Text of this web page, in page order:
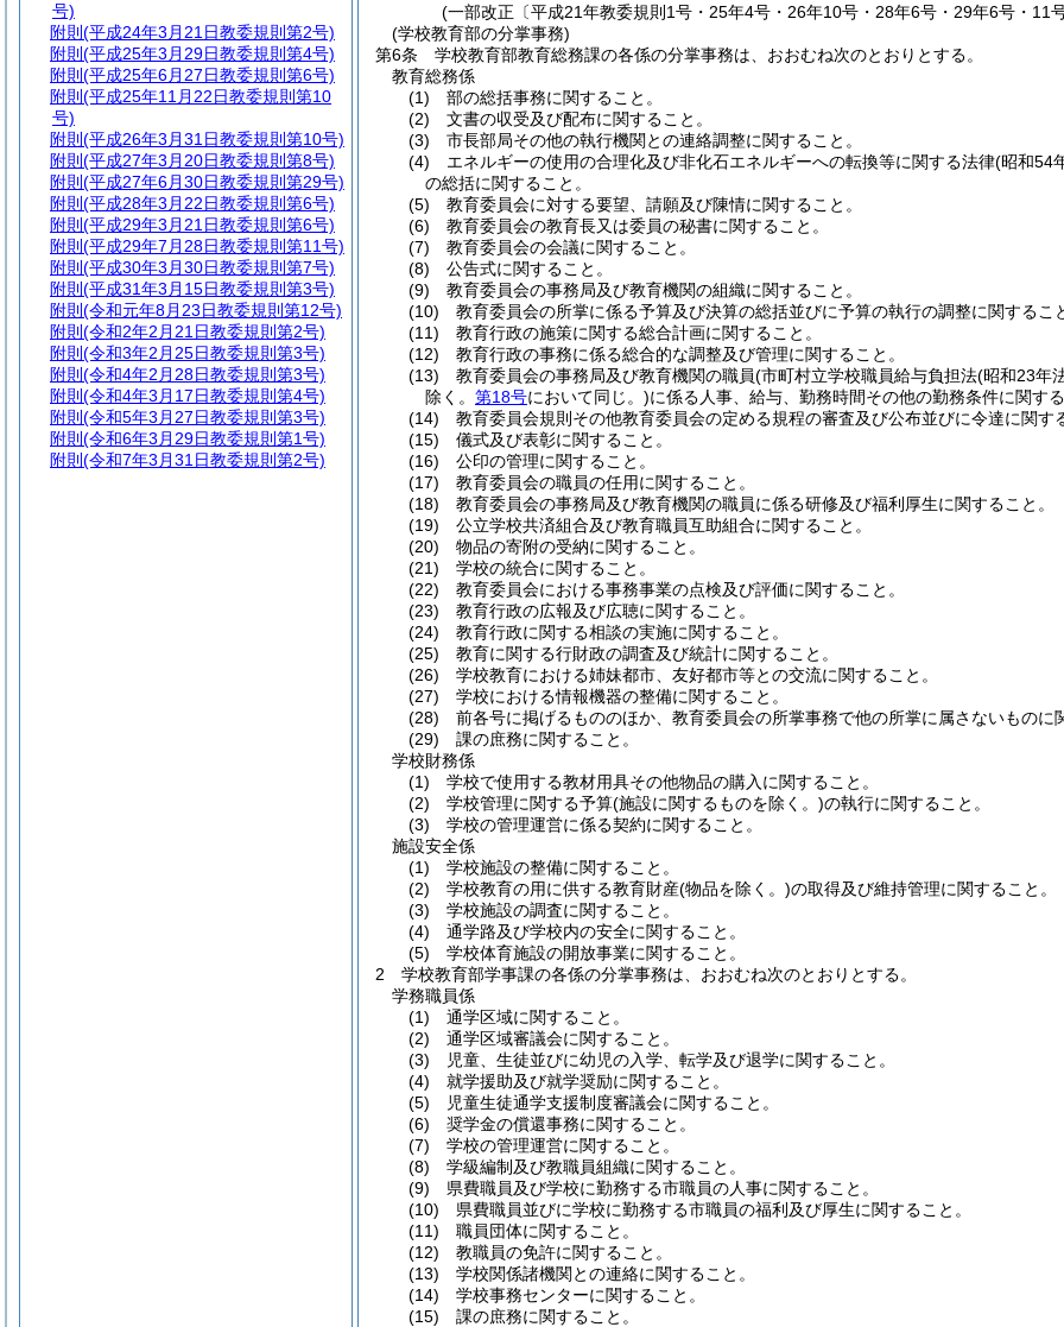
(一部改正〔平成21年教委規則1号・25年4号・26年10号・28年6号・29年6号・
(学校教育部の分掌事務)
第6条
学校教育部教育総務課の各係の分掌事務は、おおむね次のとおりとする。
教育総務係
(1) 部の総括事務に関すること。
(2) 文書の収受及び配布に関すること。
(3) 市長部局その他の執行機関との連絡調整に関すること。
(4) エネルギーの使用の合理化及び非化石エネルギーへの転換等に関する法律(昭和54
の総括に関すること。
(5) 教育委員会に対する要望、請願及び陳情に関すること。
(6) 教育委員会の教育長又は委員の秘書に関すること。
(7) 教育委員会の会議に関すること。
(8) 公告式に関すること。
(9) 教育委員会の事務局及び教育機関の組織に関すること。
(10) 教育委員会の所掌に係る予算及び決算の総括並びに予算の執行の調整に関するこ
(11) 教育行政の施策に関する総合計画に関すること。
(12) 教育行政の事務に係る総合的な調整及び管理に関すること。
(13) 教育委員会の事務局及び教育機関の職員(市町村立学校職員給与負担法(昭和23年
除く。 第18号において同じ。)に係る人事、給与、勤務時間その他の勤務条件に関する
(14) 教育委員会規則その他教育委員会の定める規程の審査及び公布並びに令達に関す
(15) 儀式及び表彰に関すること。
(16) 公印の管理に関すること。
(17) 教育委員会の職員の任用に関すること。
(18) 教育委員会の事務局及び教育機関の職員に係る研修及び福利厚生に関すること。
(19) 公立学校共済組合及び教育職員互助組合に関すること。
(20) 物品の寄附の受納に関すること。
(21) 学校の統合に関すること。
(22) 教育委員会における事務事業の点検及び評価に関すること。
(23) 教育行政の広報及び広聴に関すること。
(24) 教育行政に関する相談の実施に関すること。
(25) 教育に関する行財政の調査及び統計に関すること。
(26) 学校教育における姉妹都市、友好都市等との交流に関すること。
(27) 学校における情報機器の整備に関すること。
(28) 前各号に掲げるもののほか、教育委員会の所掌事務で他の所掌に属さないものに
(29) 課の庶務に関すること。
学校財務係
(1) 学校で使用する教材用具その他物品の購入に関すること。
(2) 学校管理に関する予算(施設に関するものを除く。)の執行に関すること。
(3) 学校の管理運営に係る契約に関すること。
施設安全係
(1) 学校施設の整備に関すること。
(2) 学校教育の用に供する教育財産(物品を除く。)の取得及び維持管理に関すること。
(3) 学校施設の調査に関すること。
(4) 通学路及び学校内の安全に関すること。
(5) 学校体育施設の開放事業に関すること。
2
学校教育部学事課の各係の分掌事務は、おおむね次のとおりとする。
学務職員係
(1) 通学区域に関すること。
(2) 通学区域審議会に関すること。
(3) 児童、生徒並びに幼児の入学、転学及び退学に関すること。
(4) 就学援助及び就学奨励に関すること。
(5) 児童生徒通学支援制度審議会に関すること。
(6) 奨学金の償還事務に関すること。
(7) 学校の管理運営に関すること。
(8) 学級編制及び教職員組織に関すること。
(9) 県費職員及び学校に勤務する市職員の人事に関すること。
(10) 県費職員並びに学校に勤務する市職員の福利及び厚生に関すること。
(11) 職員団体に関すること。
(12) 教職員の免許に関すること。
(13) 学校関係諸機関との連絡に関すること。
(14) 学校事務センターに関すること。
(15) 課の庶務に関すること。
号)
附則 (平成24年3月21日教委規則第2号)
附則 (平成25年3月29日教委規則第4号)
附則 (平成25年6月27日教委規則第6号)
附則 (平成25年11月22日教委規則第10
号)
附則 (平成26年3月31日教委規則第10号)
附則 (平成27年3月20日教委規則第8号)
附則 (平成27年6月30日教委規則第29号)
附則 (平成28年3月22日教委規則第6号)
附則 (平成29年3月21日教委規則第6号)
附則 (平成29年7月28日教委規則第11号)
附則 (平成30年3月30日教委規則第7号)
附則 (平成31年3月15日教委規則第3号)
附則 (令和元年8月23日教委規則第12号)
附則 (令和2年2月21日教委規則第2号)
附則 (令和3年2月25日教委規則第3号)
附則 (令和4年2月28日教委規則第3号)
附則 (令和4年3月17日教委規則第4号)
附則 (令和5年3月27日教委規則第3号)
附則 (令和6年3月29日教委規則第1号)
附則 (令和7年3月31日教委規則第2号)